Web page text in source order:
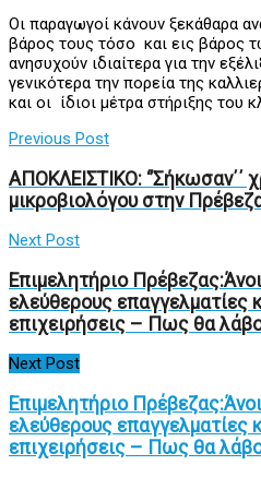
Οι παραγωγοί κάνουν ξεκάθαρα
βάρος τους τόσο και εις βάρος
ανησυχούν ιδιαίτερα για την
γενικότερα την πορεία της
και οι ίδιοι μέτρα στήριξης του
Previous Post
ΑΠΟΚΛΕΙΣΤΙΚΟ: ‘’Σήκωσαν΄΄
μικροβιολόγου στην
Next Post
Επιμελητήριο
ελεύθερους επαγγελματίες
επιχειρήσεις – Πως θα
Next Post
Επιμελητήριο
ελεύθερους επαγγελματίες
επιχειρήσεις – Πως θα